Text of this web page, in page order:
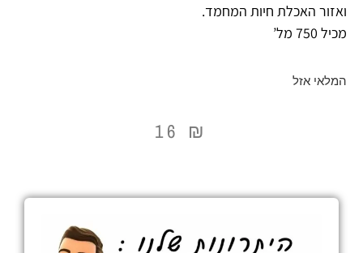
ואזור האכלת חיות המחמד.
מכיל 750 מל’
המלאי אזל
16 ₪